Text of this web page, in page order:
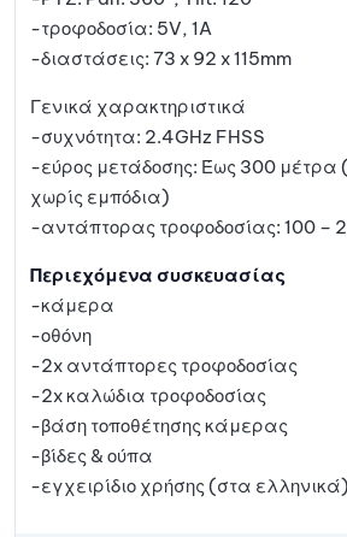
-τροφοδοσία: 5V, 1A
-διαστάσεις: 73 x 92 x 115mm
Γενικά χαρακτηριστικά
-συχνότητα: 2.4GHz FHSS
-εύρος μετάδοσης: Έως 300 μέτρα
χωρίς εμπόδια)
-αντάπτορας τροφοδοσίας: 100 –
Περιεχόμενα συσκευασίας
-κάμερα
-οθόνη
-2x αντάπτορες τροφοδοσίας
-2x καλώδια τροφοδοσίας
-βάση τοποθέτησης κάμερας
-βίδες & ούπα
-εγχειρίδιο χρήσης (στα ελληνικά)